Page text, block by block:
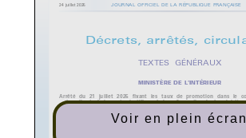
Voir en plein écran